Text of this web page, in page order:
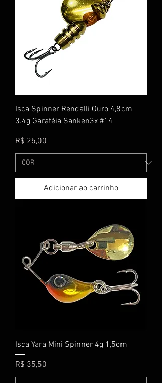
Isca Spinner Rendalli Ouro 4,8cm
3.4g Garatéia Sanken3x #14
Preço
R$ 25,00
Adicionar ao carrinho
Isca Yara Mini Spinner 4g 1,5cm
Preço
R$ 35,50